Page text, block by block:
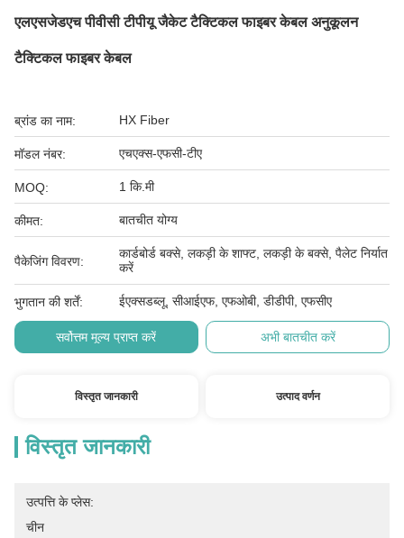
एलएसजेडएच पीवीसी टीपीयू जैकेट टैक्टिकल फाइबर केबल अनुकूलन
टैक्टिकल फाइबर केबल
ब्रांड का नाम: HX Fiber
मॉडल नंबर: एचएक्स-एफसी-टीए
MOQ: 1 कि.मी
कीमत: बातचीत योग्य
पैकेजिंग विवरण:
कार्डबोर्ड बक्से, लकड़ी के शाफ्ट, लकड़ी के बक्से, पैलेट निर्यात
करें
भुगतान की शर्तें: ईएक्सडब्लू, सीआईएफ, एफओबी, डीडीपी, एफसीए
सर्वोत्तम मूल्य प्राप्त करें अभी बातचीत करें
विस्तृत जानकारी उत्पाद वर्णन
विस्तृत जानकारी
उत्पत्ति के प्लेस:
चीन